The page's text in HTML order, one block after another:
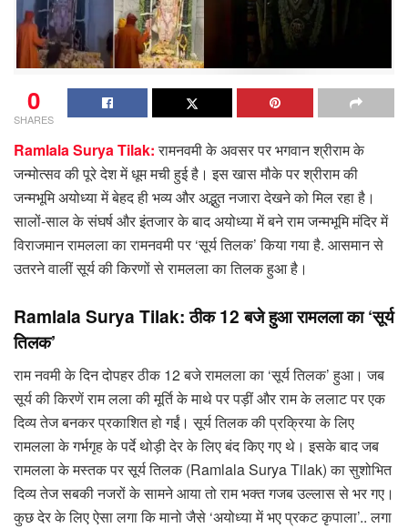
0
SHARES
Ramlala Surya Tilak:रामनवमी के अवसर पर भगवान श्रीराम के
जन्मोत्सव की पूरे देश में धूम मची हुई है। इस खास मौके पर श्रीराम की
जन्मभूमि अयोध्या में बेहद ही भव्य और अद्भुत नजारा देखने को मिल रहा है।
सालों-साल के संघर्ष और इंतजार के बाद अयोध्या में बने राम जन्मभूमि मंदिर में
विराजमान रामलला का रामनवमी पर ‘सूर्य तिलक’ किया गया है. आसमान से
उतरने वालीं सूर्य की किरणों से रामलला का तिलक हुआ है।
Ramlala Surya Tilak: ठीक 12 बजे हुआ रामलला का ‘सूर्य
तिलक’
राम नवमी के दिन दोपहर ठीक 12 बजे रामलला का ‘सूर्य तिलक’ हुआ। जब
सूर्य की किरणें राम लला की मूर्ति के माथे पर पड़ीं और राम के ललाट पर एक
दिव्य तेज बनकर प्रकाशित हो गईं। सूर्य तिलक की प्रक्रिया के लिए
रामलला के गर्भगृह के पर्दे थोड़ी देर के लिए बंद किए गए थे। इसके बाद जब
रामलला के मस्तक पर सूर्य तिलक (Ramlala Surya Tilak) का सुशोभित
दिव्य तेज सबकी नजरों के सामने आया तो राम भक्त गजब उल्लास से भर गए।
कुछ देर के लिए ऐसा लगा कि मानो जैसे ‘अयोध्या में भए प्रकट कृपाला’.. लगा